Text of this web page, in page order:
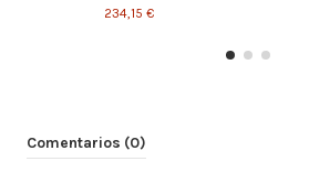
234,15 €
Comentarios (0)